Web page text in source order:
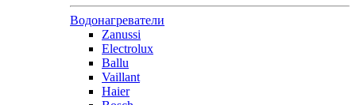
Водонагреватели
Zanussi
Electrolux
Ballu
Vaillant
Haier